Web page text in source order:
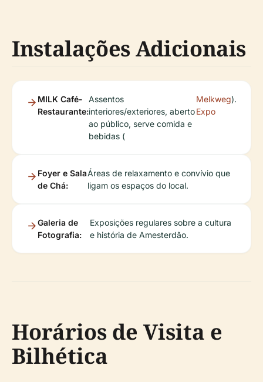
Instalações Adicionais
MILK Café-
Restaurante:
Assentos
interiores/exteriores, aberto
ao público, serve comida e
bebidas (
Melkweg
Expo
).
Foyer e Sala
de Chá:
Áreas de relaxamento e convívio que
ligam os espaços do local.
Galeria de
Fotografia:
Exposições regulares sobre a cultura
e história de Amesterdão.
Horários de Visita e
Bilhética